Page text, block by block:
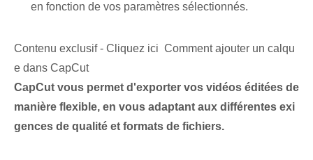
en fonction de vos paramètres sélectionnés.
Contenu exclusif - Cliquez ici Comment ajouter un calqu
e dans CapCut
CapCut vous permet d'exporter vos vidéos éditées de
manière flexible, en vous adaptant aux différentes exi
gences de qualité et formats de fichiers.